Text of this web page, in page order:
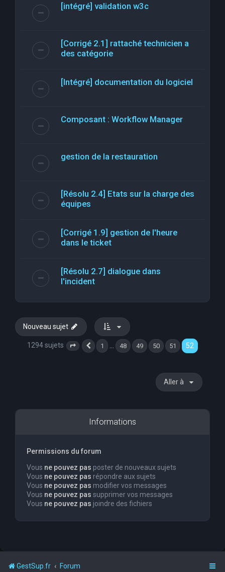
[intégré] validation w3c
[Corrigé 2.1] rattaché technicien a
des catégorie
[Intégré] documentation du logiciel
Composant : Workflow Manager
gestion de la restauration
[Résolu 2.4] Etats sur la charge des
équipes
[Corrigé 1.9] gestion de l'heure
dans le ticket
[Résolu 2.7] dialogue dans
l'incident
Nouveau sujet
1294 sujets Page 52 sur52
Précédente
1 48 49 50 51 52
Aller à
Informations
Permissions du forum
Vous ne pouvez pas poster de nouveaux sujets
Vous ne pouvez pas répondre aux sujets
Vous ne pouvez pas modifier vos messages
Vous ne pouvez pas supprimer vos messages
Vous ne pouvez pas joindre des fichiers
GestSup.fr Forum